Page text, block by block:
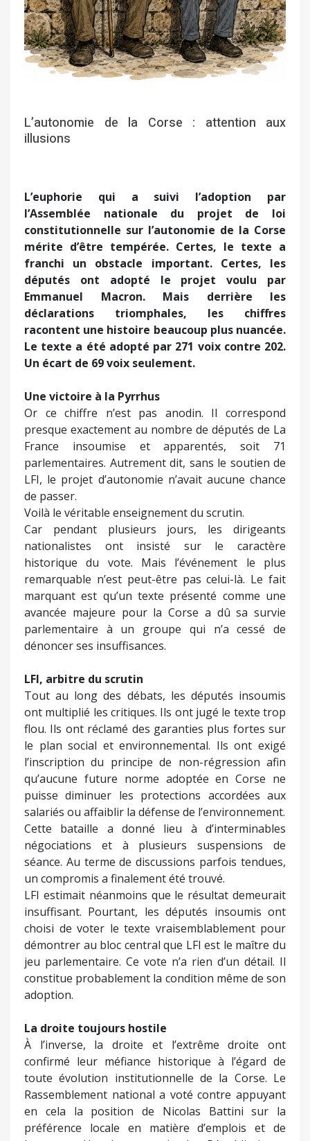
L’autonomie de la Corse : attention aux
illusions
L’euphorie qui a suivi l’adoption par
l’Assemblée nationale du projet de loi
constitutionnelle sur l’autonomie de la Corse
mérite d’être tempérée. Certes, le texte a
franchi un obstacle important. Certes, les
députés ont adopté le projet voulu par
Emmanuel Macron. Mais derrière les
déclarations triomphales, les chiffres
racontent une histoire beaucoup plus nuancée.
Le texte a été adopté par 271 voix contre 202.
Un écart de 69 voix seulement.
Une victoire à la Pyrrhus
Or ce chiffre n’est pas anodin. Il correspond
presque exactement au nombre de députés de La
France insoumise et apparentés, soit 71
parlementaires. Autrement dit, sans le soutien de
LFI, le projet d’autonomie n’avait aucune chance
de passer.
Voilà le véritable enseignement du scrutin.
Car pendant plusieurs jours, les dirigeants
nationalistes ont insisté sur le caractère
historique du vote. Mais l’événement le plus
remarquable n’est peut-être pas celui-là. Le fait
marquant est qu’un texte présenté comme une
avancée majeure pour la Corse a dû sa survie
parlementaire à un groupe qui n’a cessé de
dénoncer ses insuffisances.
LFI, arbitre du scrutin
Tout au long des débats, les députés insoumis
ont multiplié les critiques. Ils ont jugé le texte trop
flou. Ils ont réclamé des garanties plus fortes sur
le plan social et environnemental. Ils ont exigé
l’inscription du principe de non-régression afin
qu’aucune future norme adoptée en Corse ne
puisse diminuer les protections accordées aux
salariés ou affaiblir la défense de l’environnement.
Cette bataille a donné lieu à d’interminables
négociations et à plusieurs suspensions de
séance. Au terme de discussions parfois tendues,
un compromis a finalement été trouvé.
LFI estimait néanmoins que le résultat demeurait
insuffisant. Pourtant, les députés insoumis ont
choisi de voter le texte vraisemblablement pour
démontrer au bloc central que LFI est le maître du
jeu parlementaire. Ce vote n’a rien d’un détail. Il
constitue probablement la condition même de son
adoption.
La droite toujours hostile
À l’inverse, la droite et l’extrême droite ont
confirmé leur méfiance historique à l’égard de
toute évolution institutionnelle de la Corse. Le
Rassemblement national a voté contre appuyant
en cela la position de Nicolas Battini sur la
préférence locale en matière d’emplois et de